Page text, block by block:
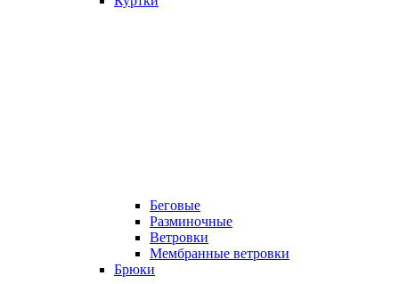
Беговые
Разминочные
Ветровки
Мембранные ветровки
Брюки